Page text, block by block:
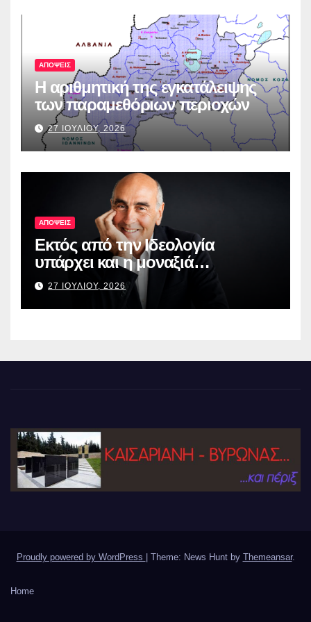
ΑΠΟΨΕΙΣ
Η αριθμητική της εγκατάλειψης
των παραμεθόριων περιοχών
27 ΙΟΥΛΙΟΥ, 2026
ΑΠΟΨΕΙΣ
Εκτός από την Ιδεολογία
υπάρχει και η μοναξιά…
27 ΙΟΥΛΙΟΥ, 2026
Proudly powered by WordPress Theme: News Hunt by Themeansar.
Home